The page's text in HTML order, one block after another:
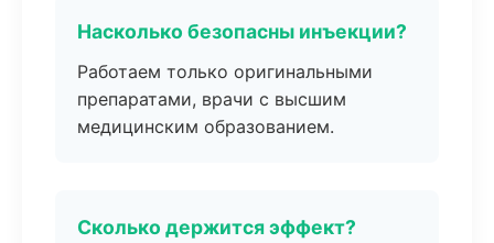
Насколько безопасны инъекции?
Работаем только оригинальными
препаратами, врачи с высшим
медицинским образованием.
Сколько держится эффект?